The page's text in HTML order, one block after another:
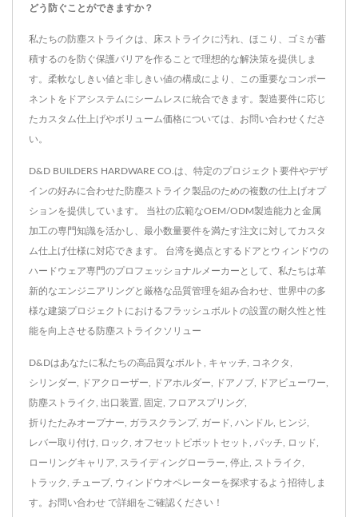
どう防ぐことができますか？
私たちの防塵ストライクは、床ストライクに汚れ、ほこり、ゴミが蓄
積するのを防ぐ保護バリアを作ることで理想的な解決策を提供しま
す。柔軟なしきい値と非しきい値の構成により、この重要なコンポー
ネントをドアシステムにシームレスに統合できます。製造要件に応じ
たカスタム仕上げやボリューム価格については、お問い合わせくださ
い。
D&D BUILDERS HARDWARE CO.は、特定のプロジェクト要件やデザ
インの好みに合わせた防塵ストライク製品のための複数の仕上げオプ
ションを提供しています。 当社の広範なOEM/ODM製造能力と金属
加工の専門知識を活かし、最小数量要件を満たす注文に対してカスタ
ム仕上げ仕様に対応できます。 台湾を拠点とするドアとウィンドウの
ハードウェア専門のプロフェッショナルメーカーとして、私たちは革
新的なエンジニアリングと厳格な品質管理を組み合わせ、世界中の多
様な建築プロジェクトにおけるフラッシュボルトの設置の耐久性と性
能を向上させる防塵ストライクソリュー
D&Dはあなたに私たちの高品質なボルト キャッチ コネクタ
シリンダー ドアクローザー ドアホルダー ドアノブ ドアビューワー
防塵ストライク 出口装置 固定 フロアスプリング
折りたたみオープナー ガラスクランプ ガード ハンドル ヒンジ
レバー取り付け ロック オフセットピボットセット パッチ ロッド
ローリングキャリア スライディングローラー 停止 ストライク
トラック チューブ ウィンドウオペレーターを探求するよう招待しま
す。 お問い合わせ で詳細をご確認ください！